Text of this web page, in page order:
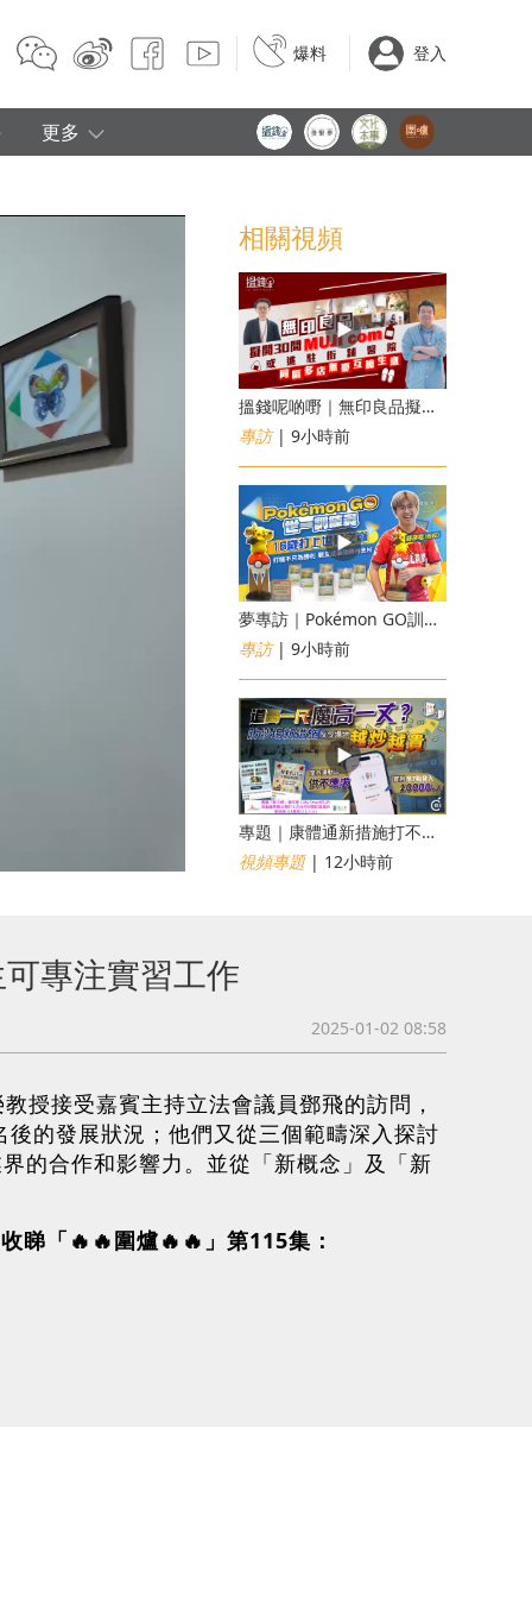
爆料 登入
更多
相關視頻
搵錢呢啲嘢｜無印良品擬開30間「MUJI com」 或進駐街舖醫院 同區多店無憂互搶生意
專訪| 9小時前
夢專訪｜Pokémon GO訓練員「蝦皮」16歲打上世界第一！戰友成最強後盾
專訪| 9小時前
專題｜康體通新措施打不倒黃牛？室內運動場一場難求越炒越貴
視頻專題| 12小時前
專注實習工作
2025-01-02 08:58
授接受嘉賓主持立法會議員鄧飛的訪問，
的發展狀況；他們又從三個範疇深入探討
的合作和影響力。並從「新概念」及「新
「🔥🔥圍爐🔥🔥」第115集：